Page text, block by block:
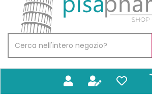
Prodotto